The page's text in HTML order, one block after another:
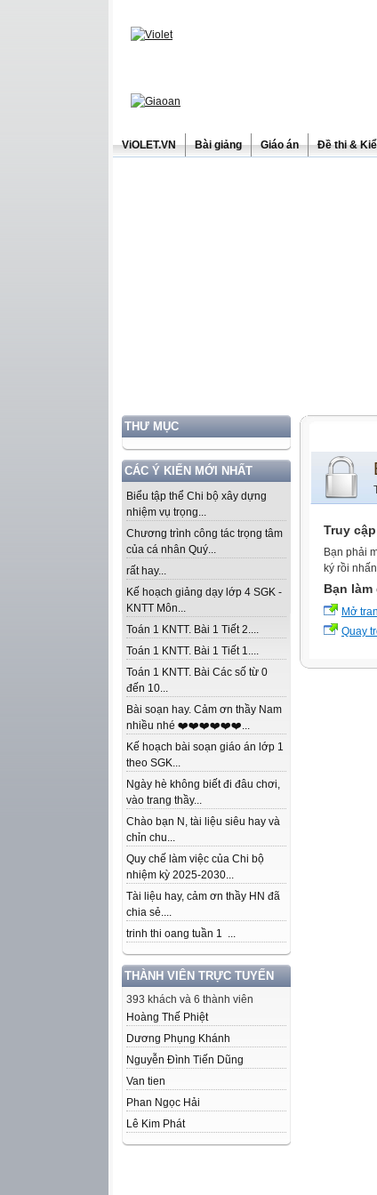
ViOLET.VN Bài giảng Giáo án Đề thi &
THƯ MỤC
CÁC Ý KIẾN MỚI NHẤT
Biểu tập thể Chi bộ xây dựng
nhiệm vụ trọng...
Chương trình công tác trọng tâm
của cá nhân Quý...
rất hay...
Kế hoạch giảng dạy lớp 4 SGK -
KNTT Môn...
Toán 1 KNTT. Bài 1 Tiết 2....
Toán 1 KNTT. Bài 1 Tiết 1....
Toán 1 KNTT. Bài Các số từ 0
đến 10...
Bài soạn hay. Cảm ơn thầy Nam
nhiều nhé ❤️❤️❤️❤️❤️❤️...
Kế hoạch bài soạn giáo án lớp 1
theo SGK...
Ngày hè không biết đi đâu chơi,
vào trang thầy...
Chào bạn N, tài liệu siêu hay và
chỉn chu...
Quy chế làm việc của Chi bộ
nhiệm kỳ 2025-2030...
Tài liệu hay, cảm ơn thầy HN đã
chia sẻ....
trinh thi oang tuần 1 ...
THÀNH VIÊN TRỰC TUYẾN
393 khách và 6 thành viên
Hoàng Thế Phiệt
Dương Phụng Khánh
Nguyễn Đình Tiến Dũng
Van tien
Phan Ngọc Hải
Lê Kim Phát
Truy
Bạn phải
ký rồi
Bạn
Mở
Quay